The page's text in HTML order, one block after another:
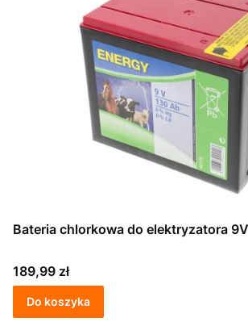
Bateria chlorkowa do elektryzatora
Cena
189,99 zł
Do koszyka